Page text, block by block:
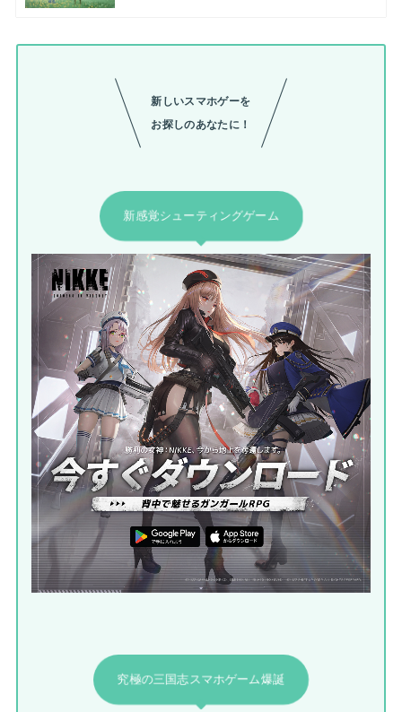
新しいスマホゲーを
お探しのあなたに！
新感覚シューティングゲーム
究極の三国志スマホゲーム爆誕